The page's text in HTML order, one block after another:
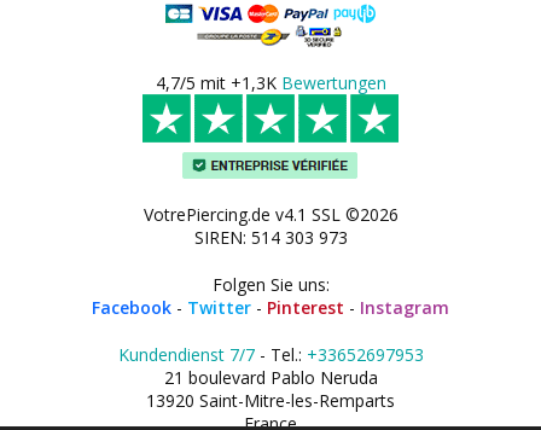
4,7/5 mit +1,3K Bewertungen
VotrePiercing.de v4.1 SSL ©2026
SIREN: 514 303 973
Folgen Sie uns:
Facebook - Twitter - Pinterest - Instagram
Kundendienst 7/7- Tel.: +33652697953
21 boulevard Pablo Neruda
13920 Saint-Mitre-les-Remparts
France